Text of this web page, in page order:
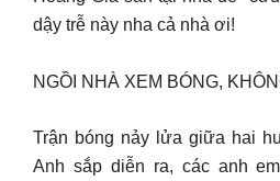
dậy trễ này nha cả nhà ơi!
NGỒI NHÀ XEM BÓNG,
Trận bóng nảy lửa giữa hai
Anh sắp diễn ra, các anh